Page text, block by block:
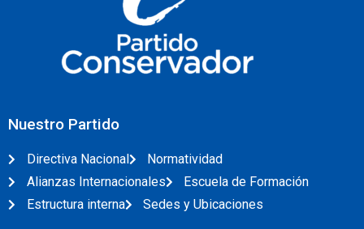
Nuestro Partido
Directiva Nacional
Normatividad
Alianzas Internacionales
Escuela de Formación
Estructura interna
Sedes y Ubicaciones